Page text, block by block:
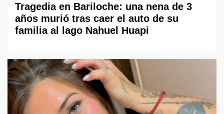
Tragedia en Bariloche: una nena de 3
años murió tras caer el auto de su
familia al lago Nahuel Huapi